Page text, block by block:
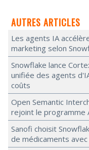
AUTRES ARTICLES
Les agents IA
marketing selon
Snowflake lance
unifiée des agents
coûts
Open Semantic
rejoint le programme
Sanofi choisit
de médicaments avec